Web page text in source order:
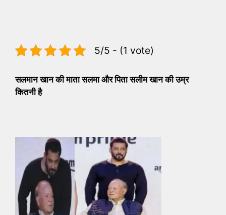
5/5 - (1 vote)
सलमान खान की माता सलमा और पिता सलीम खान की उम्र
कितनी है